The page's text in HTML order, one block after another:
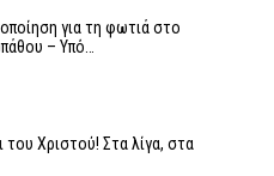
για τη φωτιά στο
– Υπό…
του Χριστού! Στα λίγα, στα